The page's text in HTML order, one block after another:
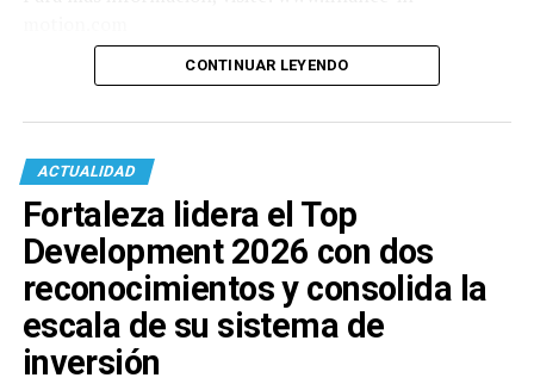
CONTINUAR LEYENDO
ACTUALIDAD
Fortaleza lidera el Top
Development 2026 con dos
reconocimientos y consolida la
escala de su sistema de
inversión